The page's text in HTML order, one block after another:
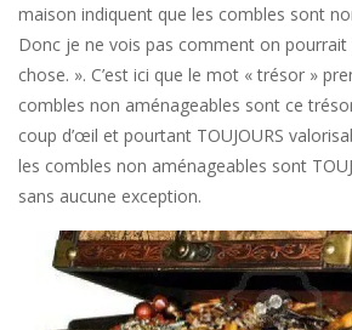
maison indiquent que les combles sont
Donc je ne vois pas comment on pourrait
chose. ». C’est ici que le mot « trésor »
combles non aménageables sont ce
coup d’œil et pourtant TOUJOURS
les combles non aménageables sont
sans aucune exception.